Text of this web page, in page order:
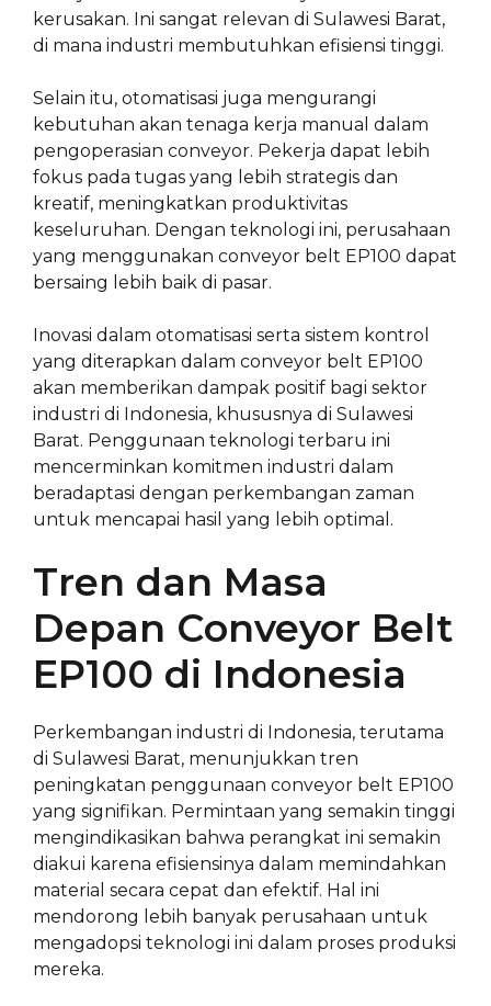
kerusakan. Ini sangat relevan di Sulawesi Barat,
di mana industri membutuhkan efisiensi tinggi.
Selain itu, otomatisasi juga mengurangi
kebutuhan akan tenaga kerja manual dalam
pengoperasian conveyor. Pekerja dapat lebih
fokus pada tugas yang lebih strategis dan
kreatif, meningkatkan produktivitas
keseluruhan. Dengan teknologi ini, perusahaan
yang menggunakan conveyor belt EP100 dapat
bersaing lebih baik di pasar.
Inovasi dalam otomatisasi serta sistem kontrol
yang diterapkan dalam conveyor belt EP100
akan memberikan dampak positif bagi sektor
industri di Indonesia, khususnya di Sulawesi
Barat. Penggunaan teknologi terbaru ini
mencerminkan komitmen industri dalam
beradaptasi dengan perkembangan zaman
untuk mencapai hasil yang lebih optimal.
Tren dan Masa
Depan Conveyor Belt
EP100 di Indonesia
Perkembangan industri di Indonesia, terutama
di Sulawesi Barat, menunjukkan tren
peningkatan penggunaan conveyor belt EP100
yang signifikan. Permintaan yang semakin tinggi
mengindikasikan bahwa perangkat ini semakin
diakui karena efisiensinya dalam memindahkan
material secara cepat dan efektif. Hal ini
mendorong lebih banyak perusahaan untuk
mengadopsi teknologi ini dalam proses produksi
mereka.